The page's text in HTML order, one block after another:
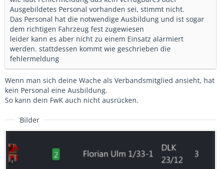
Ausgebildetes Personal vorhanden sei, stimmt nicht.
Das Personal hat die notwendige Ausbildung und ist sogar
dem richtigen Fahrzeug fest zugewiesen
leider kann es aber nicht zu einem Einsatz alarmiert
werden. stattdessen kommt wie geschrieben die
fehlermeldung
Wenn man sich deine Wache als Verbandsmitglied ansieht, hat
kein Personal eine Ausbildung.
So kann dein FwK auch nicht ausrücken.
Bilder